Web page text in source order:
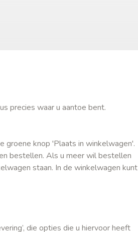
precies waar u aantoe bent.
knop 'Plaats in winkelwagen'.
bestellen. Als u meer wil bestellen
staan. In de winkelwagen kunt
die opties die u hiervoor heeft